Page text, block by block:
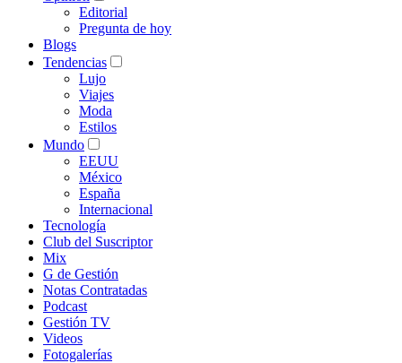
Editorial
Pregunta de hoy
Blogs
Tendencias
Lujo
Viajes
Moda
Estilos
Mundo
EEUU
México
España
Internacional
Tecnología
Club del Suscriptor
Mix
G de Gestión
Notas Contratadas
Podcast
Gestión TV
Videos
Fotogalerías